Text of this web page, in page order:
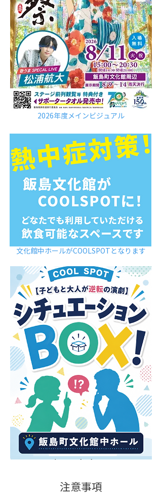
2026年度メインビジュアル
​文化館中ホールがCOOLSPOTとなります
​注意事項